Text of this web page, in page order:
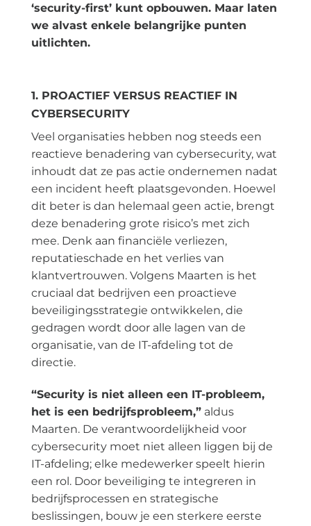
‘security-first’ kunt opbouwen. Maar laten
we alvast enkele belangrijke punten
uitlichten.
1. PROACTIEF VERSUS REACTIEF IN
CYBERSECURITY
Veel organisaties hebben nog steeds een
reactieve benadering van cybersecurity, wat
inhoudt dat ze pas actie ondernemen nadat
een incident heeft plaatsgevonden. Hoewel
dit beter is dan helemaal geen actie, brengt
deze benadering grote risico’s met zich
mee. Denk aan financiële verliezen,
reputatieschade en het verlies van
klantvertrouwen. Volgens Maarten is het
cruciaal dat bedrijven een proactieve
beveiligingsstrategie ontwikkelen, die
gedragen wordt door alle lagen van de
organisatie, van de IT-afdeling tot de
directie.
“Security is niet alleen een IT-probleem,
het is een bedrijfsprobleem,” aldus
Maarten. De verantwoordelijkheid voor
cybersecurity moet niet alleen liggen bij de
IT-afdeling; elke medewerker speelt hierin
een rol. Door beveiliging te integreren in
bedrijfsprocessen en strategische
beslissingen, bouw je een sterkere eerste